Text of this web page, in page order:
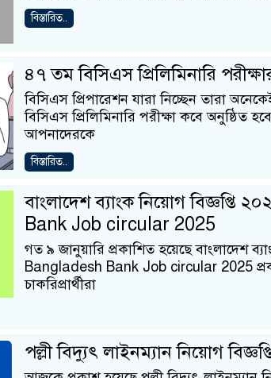
বিস্তারিত..
৪৭ তম বিসিএস প্রিলিমিনারি
বিসিএস প্রিপারেশন যারা নিচ্ছেন তারা
বিসিএস প্রিলিমিনারি পরীক্ষা কবে অনুষ্ঠিত
আপনাদেরকে
বিস্তারিত..
বাংলাদেশ ব্যাংক নিয়োগ বিজ্ঞপ্তি
Bank Job circular 2025
গত ৯ জানুয়ারি প্রকাশিত হয়েছে বাংলাদেশ
Bangladesh Bank Job circular 2025
চাকরিপ্রার্থীরা
পল্লী বিদ্যুৎ লাইনম্যান নিয়োগ